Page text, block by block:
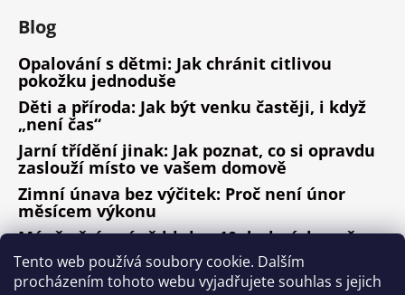
Tento web používá soubory cookie. Dalším
procházením tohoto webu vyjadřujete souhlas s jejich
Blog
Opalování s dětmi: Jak chránit citlivou
pokožku jednoduše
Děti a příroda: Jak být venku častěji, i když
„není čas“
Jarní třídění jinak: Jak poznat, co si opravdu
zaslouží místo ve vašem domově
Zimní únava bez výčitek: Proč není únor
měsícem výkonu
Méně věcí, méně hluku: 10 drobných změn,
které fungují